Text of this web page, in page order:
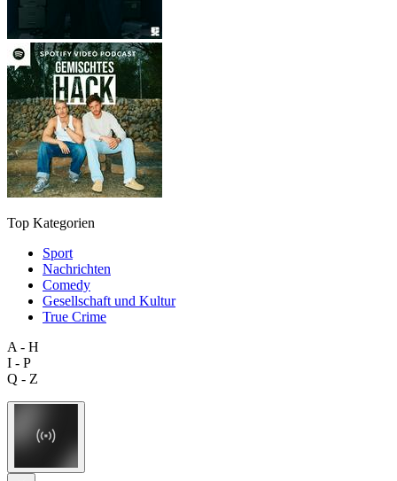
Top Kategorien
Sport
Nachrichten
Comedy
Gesellschaft und Kultur
True Crime
A - H
I - P
Q - Z